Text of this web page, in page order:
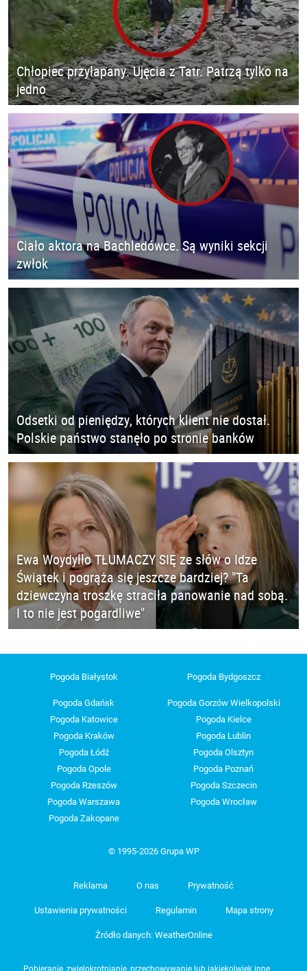
Chłopiec przyłapany. Ujęcia z Tatr. Patrzą tylko na
jedno
Ciało aktora na Bachledówce. Są wyniki sekcji
zwłok
Odsetki od pieniędzy, których klient nie dostał.
Polskie państwo stanęło po stronie banków
Ewa Woydyłło TŁUMACZY SIĘ ze słów o Idze
Świątek i pogrąża się jeszcze bardziej? "Ta
dziewczyna troszkę straciła panowanie nad sobą.
I to nie jest pogardliwe"
Pogoda Białystok Pogoda Bydgoszcz
Pogoda Gdańsk
Pogoda Gorzów Wielkopolski
Pogoda Katowice
Pogoda Kielce
Pogoda Kraków
Pogoda Lublin
Pogoda Łódź
Pogoda Olsztyn
Pogoda Opole
Pogoda Poznań
Pogoda Rzeszów
Pogoda Szczecin
Pogoda Warszawa
Pogoda Wrocław
Pogoda Zakopane
© 1995-2026 Grupa WP
Reklama O nas Prywatność
Ustawienia prywatności Regulamin Mapa strony
Źródło danych: WeatherOnline
Pobieranie, zwielokrotnianie, przechowywanie lub jakiekolwiek inne